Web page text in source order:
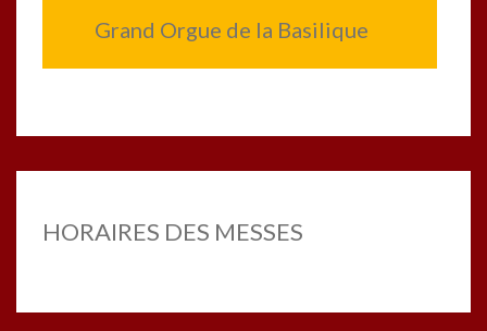
Grand Orgue de la Basilique
HORAIRES DES MESSES